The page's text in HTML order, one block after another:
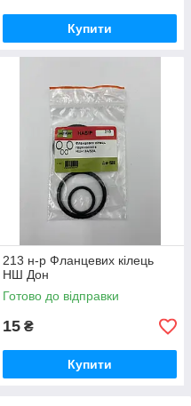
Купити
213 н-р Фланцевих кілець
НШ Дон
Готово до відправки
15 ₴
Купити